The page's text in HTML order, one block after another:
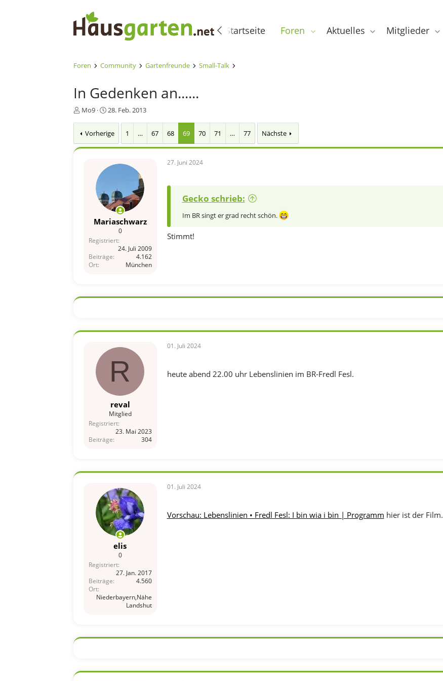
Startseite Foren Aktuelles Mitglieder
Foren Community Gartenfreunde Small-Talk
In Gedenken an......
E
t
e
Mo9
E
t
e
m
28. Feb. 2013
Vorherige 1 … 67 68 69 70 71 … 77 Nächste
Mariaschwarz
0
Registriert
24. Juli 2009
Beiträge
4.162
Ort
München
27. Juni 2024
Gecko schrieb:
Im BR singt er grad recht schön.
Stimmt!
R
reval
Mitglied
Registriert
23. Mai 2023
Beiträge
304
01. Juli 2024
heute abend 22.00 uhr Lebenslinien im BR-Fredl Fesl.
elis
0
Registriert
27. Jan. 2017
Beiträge
4.560
Ort
Niederbayern,Nähe
Landshut
01. Juli 2024
Vorschau: Lebenslinien • Fredl Fesl: I bin wia i bin | Programm hier ist der Film.